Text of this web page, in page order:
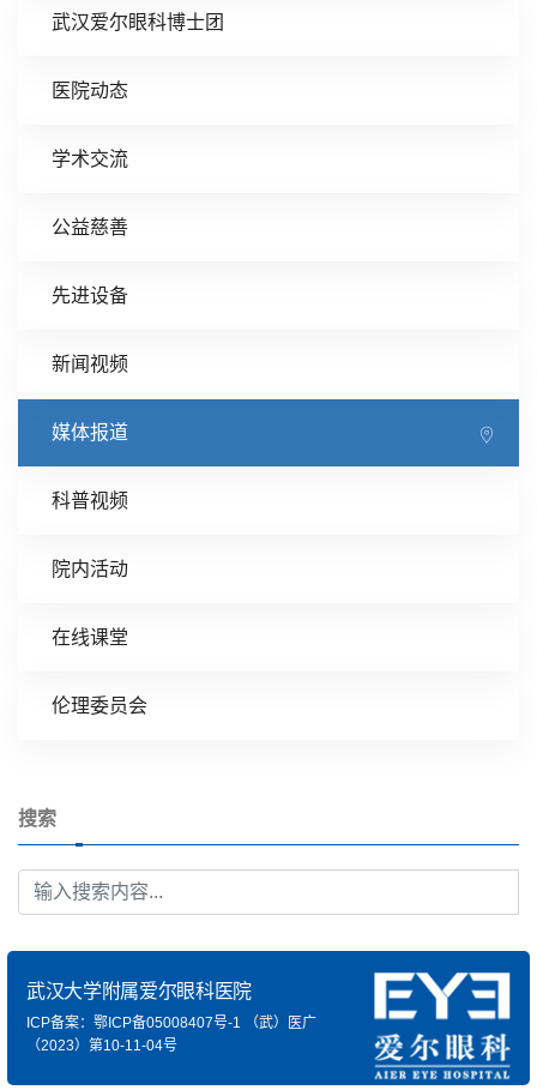
武汉爱尔眼科博士团
医院动态
学术交流
公益慈善
先进设备
新闻视频
媒体报道
科普视频
院内活动
在线课堂
伦理委员会
搜索
武汉大学附属爱尔眼科医院
ICP备案：鄂ICP备05008407号-1 （武）医广
（2023）第10-11-04号